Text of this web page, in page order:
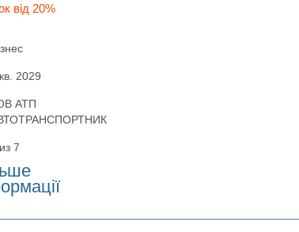
від 20%
2029
АТП
7